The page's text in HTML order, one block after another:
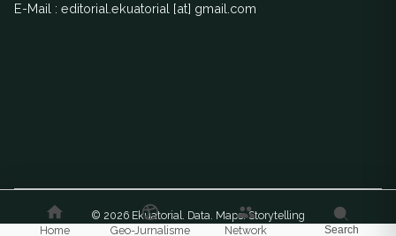
E-Mail : editorial.ekuatorial [at] gmail.com
© 2026 Ekuatorial. Data. Maps. Storytelling
Home
Geo-Jurnalisme Network Search